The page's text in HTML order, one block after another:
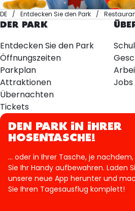
DE Entdecken Sie den Park
DER PARK
Entdecken Sie den Park
Öffnungszeiten
Parkplan
Attraktionen
Übernachten
Tickets
Jobs
DEN PARK IN IHRER
HOSENTASCHE!
... oder in Ihrer Tasche, je nachdem,
Sie Ihr Handy aufbewahren. Laden
unsere neue App herunter und
Sie Ihren Tagesausflug komplett!